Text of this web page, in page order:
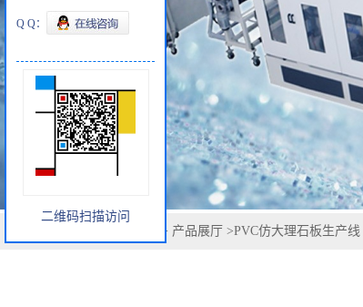
> 产品展厅 >PVC仿大理石板生产线
Q Q：
二维码扫描访问